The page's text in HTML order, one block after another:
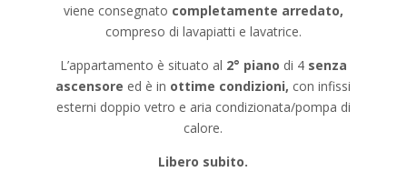
viene consegnato completamente arredato,
compreso di lavapiatti e lavatrice.
L’appartamento è situato al 2° piano di 4 senza
ascensore ed è in ottime condizioni, con infissi
esterni doppio vetro e aria condizionata/pompa di
calore.
Libero subito.